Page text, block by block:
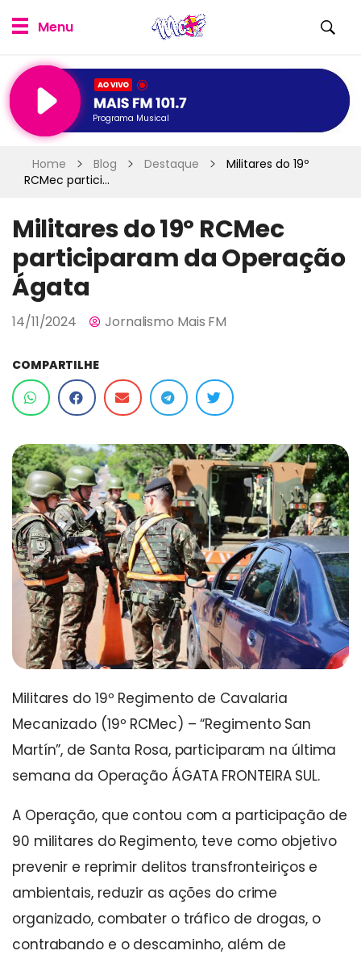
Programa Musical
Home Blog Destaque
Militares do 19º
RCMec partici...
Militares do 19º RCMec
participaram da Operação
Ágata
14/11/2024 Jornalismo Mais FM
COMPARTILHE
Militares do 19º Regimento de Cavalaria
Mecanizado (19º RCMec) – “Regimento San
Martín”, de Santa Rosa, participaram na última
semana da Operação ÁGATA FRONTEIRA SUL.
A Operação, que contou com a participação de
90 militares do Regimento, teve como objetivo
prevenir e reprimir delitos transfronteiriços e
ambientais, reduzir as ações do crime
organizado, combater o tráfico de drogas, o
contrabando e o descaminho, além de